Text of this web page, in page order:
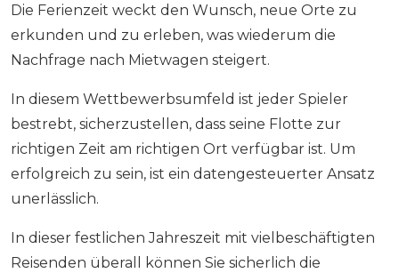
Die Ferienzeit weckt den Wunsch, neue Orte zu
erkunden und zu erleben, was wiederum die
Nachfrage nach Mietwagen steigert.
In diesem Wettbewerbsumfeld ist jeder Spieler
bestrebt, sicherzustellen, dass seine Flotte zur
richtigen Zeit am richtigen Ort verfügbar ist. Um
erfolgreich zu sein, ist ein datengesteuerter Ansatz
unerlässlich.
In dieser festlichen Jahreszeit mit vielbeschäftigten
Reisenden überall können Sie sicherlich die